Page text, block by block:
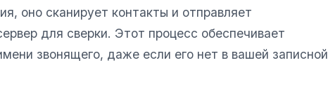
оно сканирует контакты и отправляет
для сверки. Этот процесс обеспечивает
звонящего, даже если его нет в вашей записной